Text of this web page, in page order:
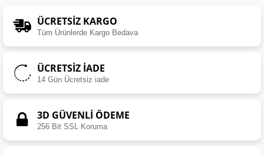
ÜCRETSIZ KARGO
Tüm Ürünlerde Kargo Bedava
ÜCRETSIZ İADE
14 Gün Ücretsiz iade
3D GÜVENLİ ÖDEME
256 Bit SSL Koruma